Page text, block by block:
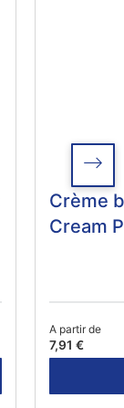
Crème
Cream
A partir de
7,91 €